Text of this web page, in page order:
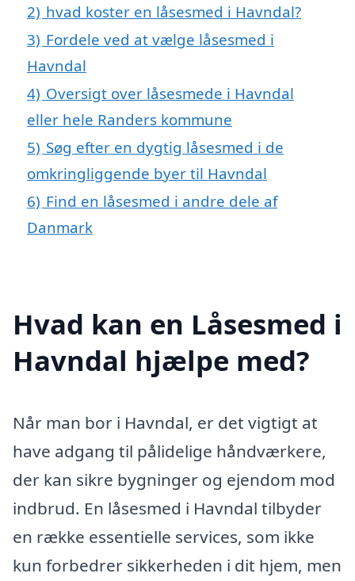
2) hvad koster en låsesmed i Havndal?
3) Fordele ved at vælge låsesmed i
Havndal
4) Oversigt over låsesmede i Havndal
eller hele Randers kommune
5) Søg efter en dygtig låsesmed i de
omkringliggende byer til Havndal
6) Find en låsesmed i andre dele af
Danmark
Hvad kan en Låsesmed i
Havndal hjælpe med?
Når man bor i Havndal, er det vigtigt at
have adgang til pålidelige håndværkere,
der kan sikre bygninger og ejendom mod
indbrud. En låsesmed i Havndal tilbyder
en række essentielle services, som ikke
kun forbedrer sikkerheden i dit hjem, men